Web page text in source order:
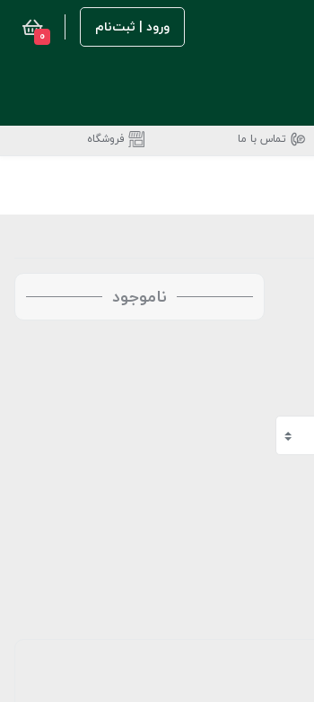
ورود | ثبت‌نام 0
تماس با ما فروشگاه
ناموجود